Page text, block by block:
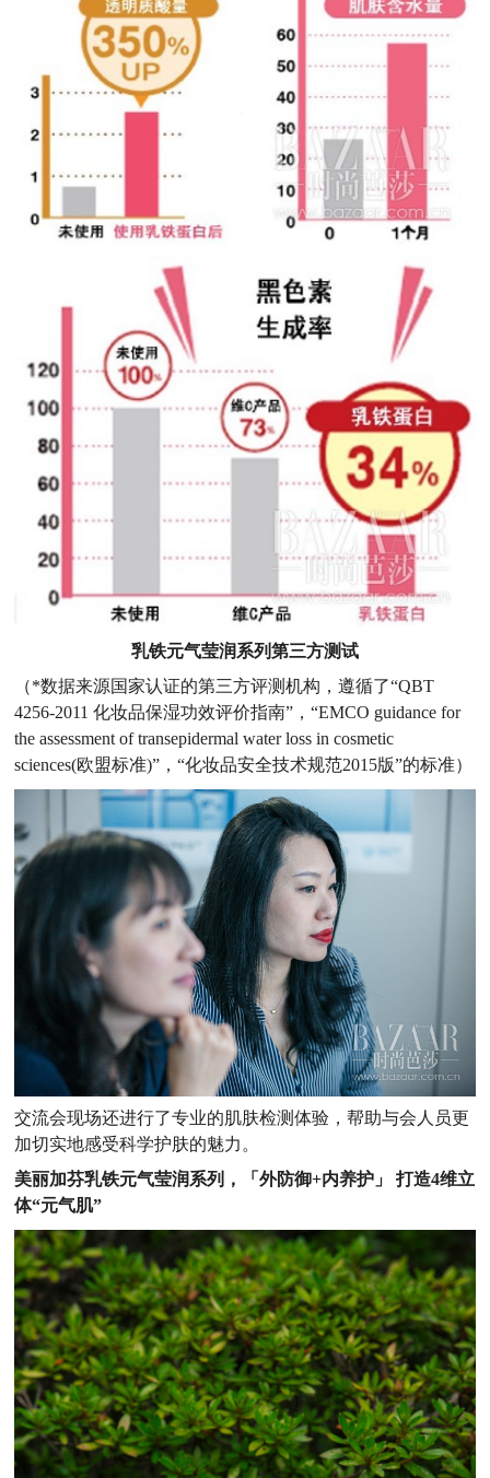
乳铁元气莹润系列第三方测试
（*数据来源国家认证的第三方评测机构，遵循了“QBT
4256-2011 化妆品保湿功效评价指南”，“EMCO guidance for
the assessment of transepidermal water loss in cosmetic
sciences(欧盟标准)”，“化妆品安全技术规范2015版”的标准）
交流会现场还进行了专业的肌肤检测体验，帮助与会人员更
加切实地感受科学护肤的魅力。
美丽加芬乳铁元气莹润系列，
「外防御+内养护」 打造4维立
体“元气肌”